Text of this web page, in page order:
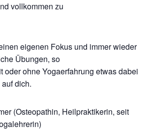
vollkommen zu
eigenen Fokus und immer wieder
Übungen, so
oder ohne Yogaerfahrung etwas dabei
dich.
(Osteopathin, Heilpraktikerin, seit